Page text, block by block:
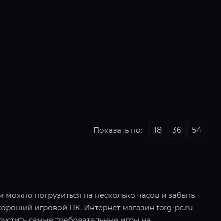
Показать по: 18 36 54
погрузиться на несколько часов и забыть
игровой ПК. Интернет магазин torg-pc.ru